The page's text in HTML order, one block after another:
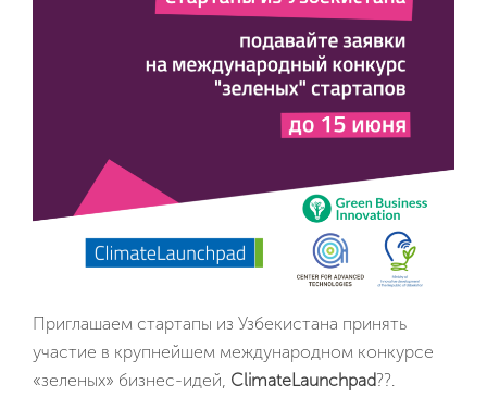
Приглашаем стартапы из Узбекистана принять
участие в крупнейшем международном конкурсе
«зеленых» бизнес-идей, ClimateLaunchpad??.